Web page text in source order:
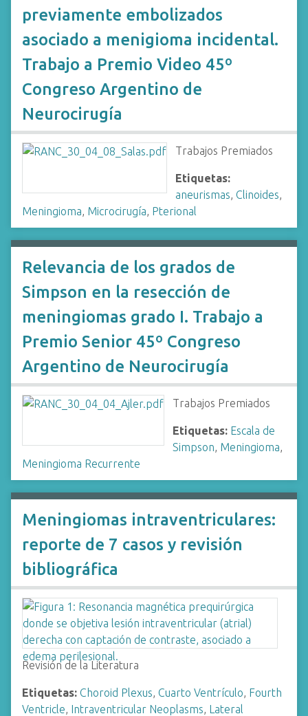
previamente embolizados
asociado a menigioma incidental.
Trabajo a Premio Video 45º
Congreso Argentino de
Neurocirugía
Trabajos Premiados
Etiquetas:
aneurismas, Clinoides,
Meningioma, Microcirugía, Pterional
Relevancia de los grados de
Simpson en la resección de
meningiomas grado I. Trabajo a
Premio Senior 45º Congreso
Argentino de Neurocirugía
Trabajos Premiados
Etiquetas: Escala de
Simpson, Meningioma,
Meningioma Recurrente
Meningiomas intraventriculares:
reporte de 7 casos y revisión
bibliográfica
Revisión de la Literatura
Etiquetas: Choroid Plexus, Cuarto Ventrículo, Fourth
Ventricle, Intraventricular Neoplasms, Lateral